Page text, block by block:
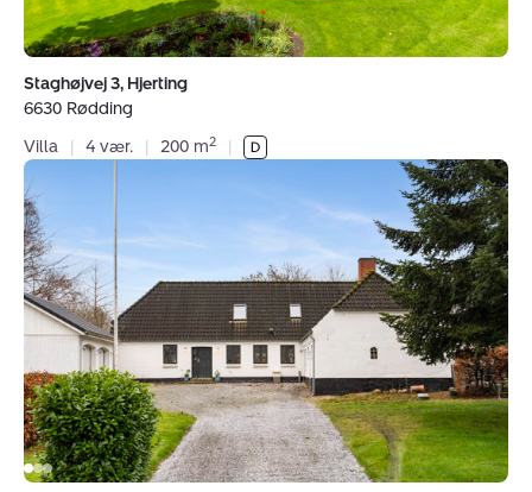
Staghøjvej 3, Hjerting
6630 Rødding
Villa
| 4 vær. | 200 m2 |
Lindevej
6,
Øster
Lindet,
6630
Rødding